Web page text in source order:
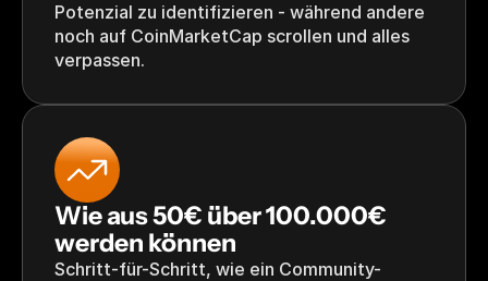
Potenzial zu identifizieren - während andere
noch auf CoinMarketCap scrollen und alles
verpassen.
Wie aus 50€ über 100.000€
werden können
Schritt-für-Schritt, wie ein Community-